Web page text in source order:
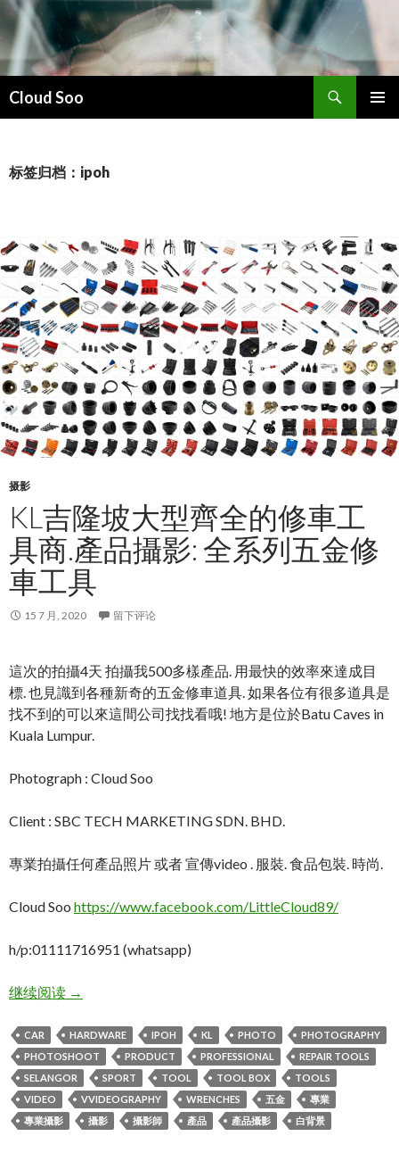
Cloud Soo
索
文
标签归档：ipoh
摄影
KL吉隆坡大型齊全的修車工
具商.產品攝影: 全系列五金修
車工具
15 7 月, 2020 留下评论
這次的拍攝4天 拍攝我500多樣產品. 用最快的效率來達成目
標. 也見識到各種新奇的五金修車道具. 如果各位有很多道具是
找不到的可以來這間公司找找看哦! 地方是位於Batu Caves in
Kuala Lumpur.
Photograph : Cloud Soo
Client : SBC TECH MARKETING SDN. BHD.
專業拍攝任何產品照片 或者 宣傳video . 服裝. 食品包裝. 時尚.
Cloud Soo https://www.facebook.com/LittleCloud89/
h/p:01111716951 (whatsapp)
继续阅读KL吉隆坡大型齊全的修車工具商.產品攝影: 全系列五
→
CAR HARDWARE IPOH KL PHOTO
PHOTOGRAPHY
PHOTOSHOOT
PRODUCT PROFESSIONAL
REPAIR TOOLS
SELANGOR
SPORT TOOL TOOL BOX
TOOLS
VIDEO
VVIDEOGRAPHY WRENCHES 五金
專業
專業攝影
攝影 攝影師 產品 產品攝影 白背景